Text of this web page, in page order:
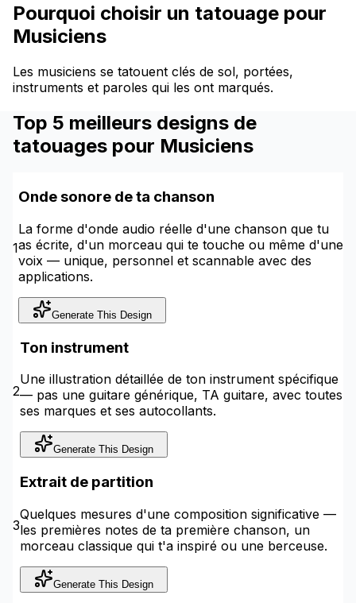
Pourquoi choisir un tatouage pour
Musiciens
Les musiciens se tatouent clés de sol, portées,
instruments et paroles qui les ont marqués.
Top 5 meilleurs designs de
tatouages pour Musiciens
1
Onde sonore de ta chanson
La forme d'onde audio réelle d'une chanson que tu
as écrite, d'un morceau qui te touche ou même d'une
voix — unique, personnel et scannable avec des
applications.
Generate This Design
2
Ton instrument
Une illustration détaillée de ton instrument spécifique
— pas une guitare générique, TA guitare, avec toutes
ses marques et ses autocollants.
Generate This Design
3
Extrait de partition
Quelques mesures d'une composition significative —
les premières notes de ta première chanson, un
morceau classique qui t'a inspiré ou une berceuse.
Generate This Design